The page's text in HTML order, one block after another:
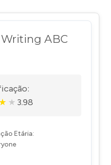
ABC
★ 3.98
Etária: